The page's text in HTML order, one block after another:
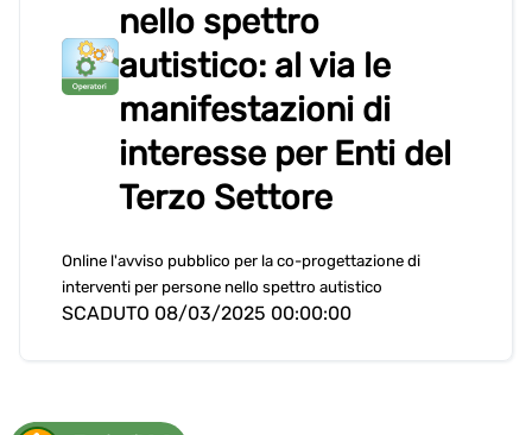
nello spettro
autistico: al via le
manifestazioni di
interesse per Enti del
Terzo Settore
Online l'avviso pubblico per la co-progettazione di
interventi per persone nello spettro autistico
SCADUTO 08/03/2025 00:00:00